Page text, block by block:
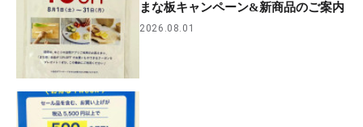
まな板キャンペーン&新商品のご案内
2026.08.01